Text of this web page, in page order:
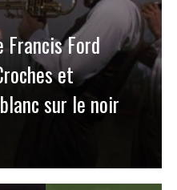
Ford
et
sur le noir